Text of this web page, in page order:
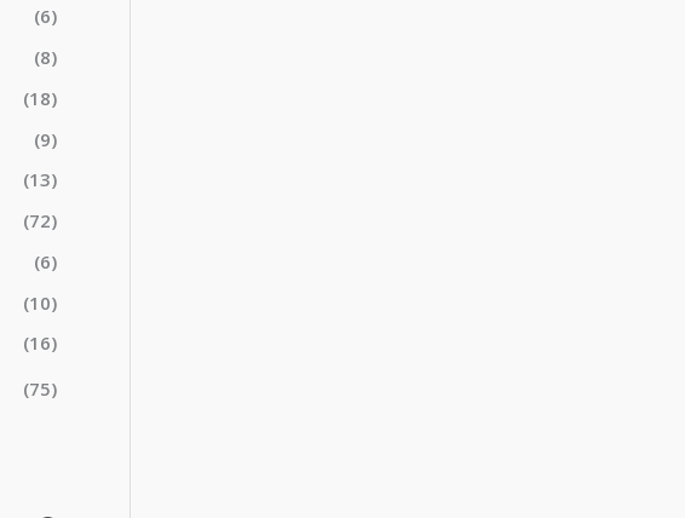
(6)
(8)
(18)
(9)
(13)
(72)
(6)
(10)
(16)
(75)